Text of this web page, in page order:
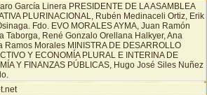
García Linera PRESIDENTE DE LA ASAMBLEA
PLURINACIONAL, Rubén Medinaceli Ortiz, Erik
Fdo. EVO MORALES AYMA, Juan Ramón
Taborga, René Gonzalo Orellana Halkyer, Ana
Ramos Morales MINISTRA DE DESARROLLO
Y ECONOMÍA PLURAL E INTERINA DE
Y FINANZAS PÚBLICAS, Hugo José Siles Nuñez